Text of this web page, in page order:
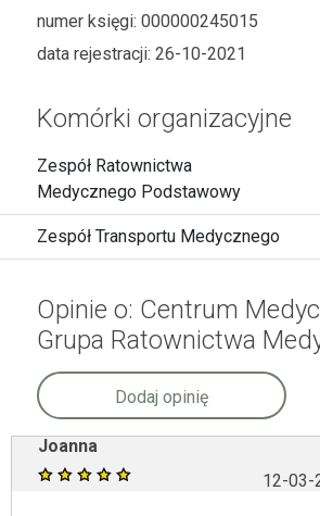
numer księgi: 000000245015
data rejestracji: 26-10-2021
Komórki organizacyjne
Zespół Ratownictwa
Medycznego Podstawowy
Zespół Transportu Medycznego
Opinie o: Centrum
Grupa Ratownictwa
Dodaj opinię
Joanna
12-03-